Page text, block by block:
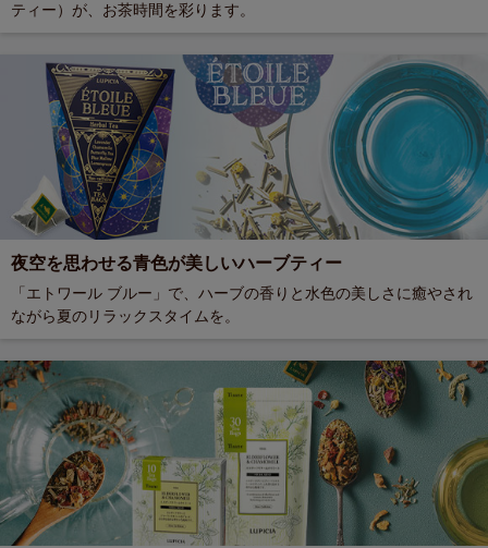
ティー）が、お茶時間を彩ります。
夜空を思わせる青色が美しいハーブティー
「エトワール ブルー」で、ハーブの香りと水色の美しさに癒やされ
ながら夏のリラックスタイムを。